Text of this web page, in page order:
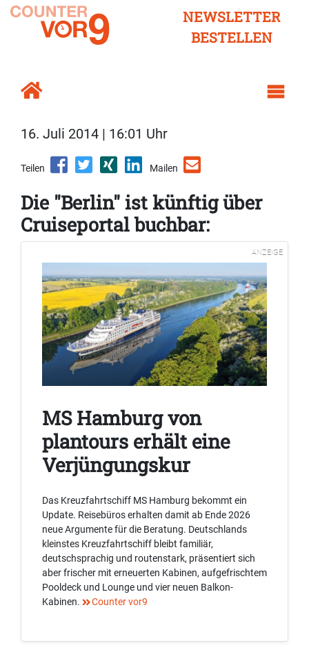
NEWSLETTER
BESTELLEN
16. Juli 2014 | 16:01 Uhr
Teilen Mailen
Die "Berlin" ist künftig über
Cruiseportal buchbar:
ANZEIGE
MS Hamburg von
plantours erhält eine
Verjüngungskur
Das Kreuzfahrtschiff MS Hamburg bekommt ein
Update. Reisebüros erhalten damit ab Ende 2026
neue Argumente für die Beratung. Deutschlands
kleinstes Kreuzfahrtschiff bleibt familiär,
deutschsprachig und routenstark, präsentiert sich
aber frischer mit erneuerten Kabinen, aufgefrischtem
Pooldeck und Lounge und vier neuen Balkon-
Kabinen.
Counter vor9